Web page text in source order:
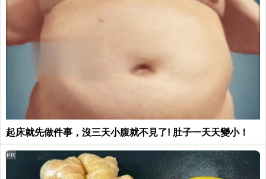
起床就先做件事，沒三天小腹就不見了! 肚子一天天變小！
PR